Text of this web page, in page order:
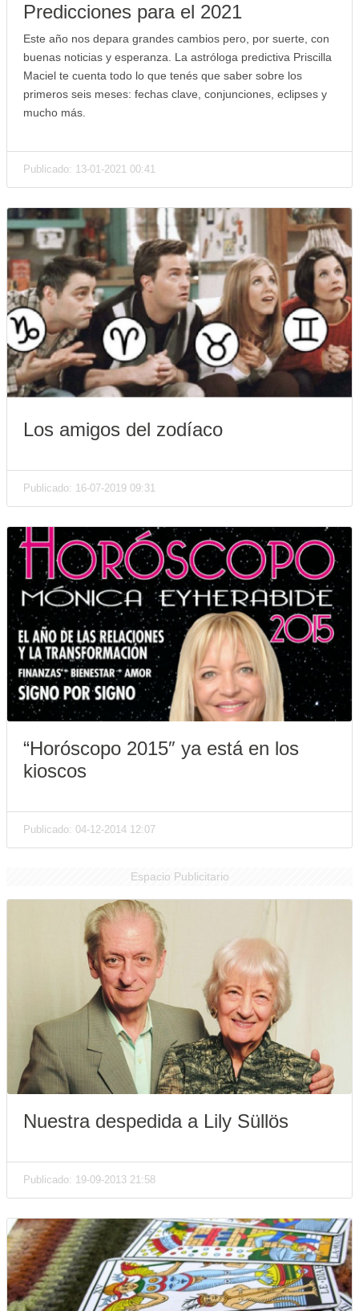
Predicciones para el 2021
Este año nos depara grandes cambios pero, por suerte, con
buenas noticias y esperanza. La astróloga predictiva Priscilla
Maciel te cuenta todo lo que tenés que saber sobre los
primeros seis meses: fechas clave, conjunciones, eclipses y
mucho más.
Publicado: 13-01-2021 00:41
Los amigos del zodíaco
Publicado: 16-07-2019 09:31
“Horóscopo 2015″ ya está en los
kioscos
Publicado: 04-12-2014 12:07
Espacio Publicitario
Nuestra despedida a Lily Süllös
Publicado: 19-09-2013 21:58